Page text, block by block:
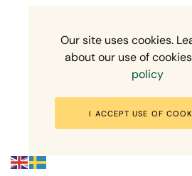
Fotograf Mikael Svensson |
Our site uses cookies.
about our use of
policy
I ACCEPT USE OF